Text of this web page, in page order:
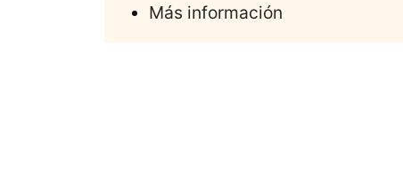
Más información